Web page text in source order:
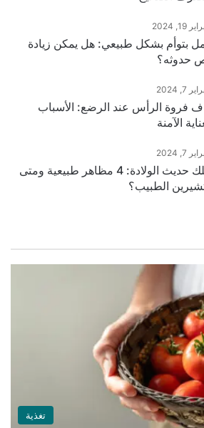
19, 2024
بتوأم بشكل طبيعي: هل يمكن زيادة
حدوثه؟
7, 2024
فروة الرأس عند الرضع: الأسباب
الآمنة
7, 2024
طفلك حديث الولادة: 4 مظاهر طبيعية ومتى
الطبيب؟
تغذية